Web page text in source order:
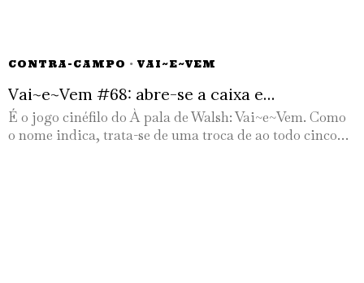
CONTRA-CAMPO · VAI~E~VEM
Vai~e~Vem #68: abre-se a caixa e…
É o jogo cinéfilo do À pala de Walsh: Vai~e~Vem. Como
o nome indica, trata-se de uma troca de ao todo cinco…